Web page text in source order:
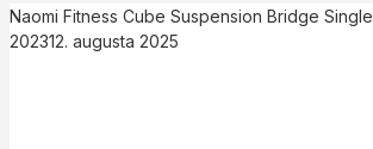
Naomi Fitness Cube Suspension Bridge
202312. augusta 2025